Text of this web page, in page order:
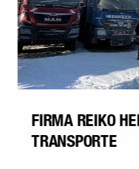
FIRMA REIKO
TRANSPORTE